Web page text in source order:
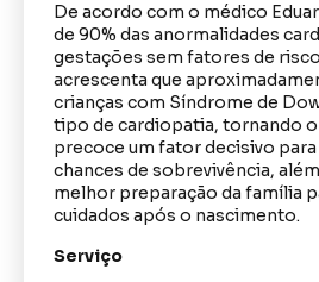
De acordo com o médico
de 90% das anormalidades
gestações sem fatores de
acrescenta que
crianças com Síndrome de
tipo de cardiopatia, tornando
precoce um fator decisivo para
chances de sobrevivência,
melhor preparação da família
cuidados após o nascimento.
Serviço